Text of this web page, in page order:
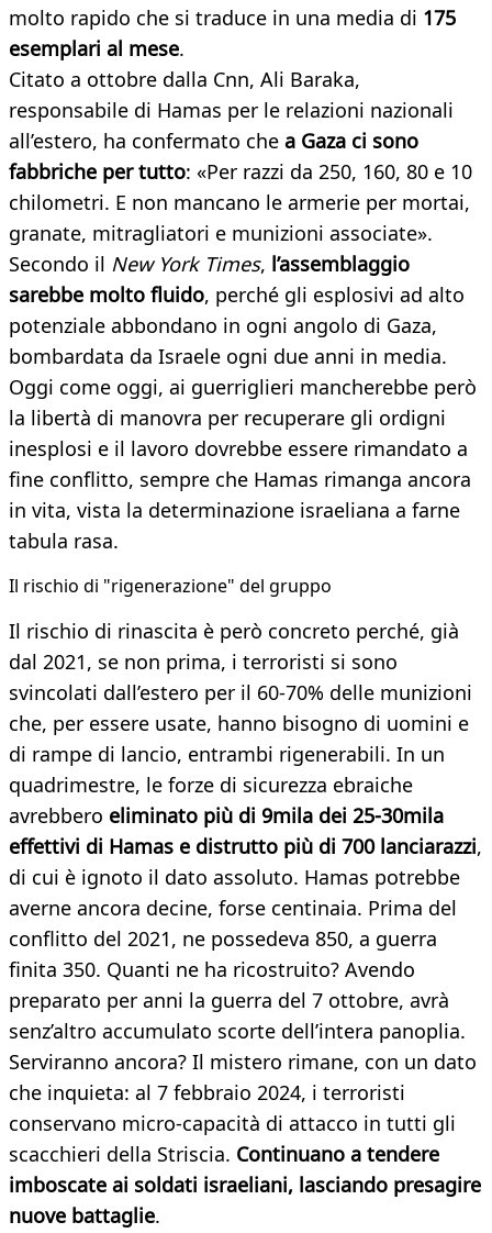
molto rapido che si traduce in una media di 175
esemplari al mese.
Citato a ottobre dalla Cnn, Ali Baraka,
responsabile di Hamas per le relazioni nazionali
all’estero, ha confermato che a Gaza ci sono
fabbriche per tutto: «Per razzi da 250, 160, 80 e 10
chilometri. E non mancano le armerie per mortai,
granate, mitragliatori e munizioni associate».
Secondo il New York Times, l’assemblaggio
sarebbe molto fluido, perché gli esplosivi ad alto
potenziale abbondano in ogni angolo di Gaza,
bombardata da Israele ogni due anni in media.
Oggi come oggi, ai guerriglieri mancherebbe però
la libertà di manovra per recuperare gli ordigni
inesplosi e il lavoro dovrebbe essere rimandato a
fine conflitto, sempre che Hamas rimanga ancora
in vita, vista la determinazione israeliana a farne
tabula rasa.
​Il rischio di "rigenerazione" del gruppo
Il rischio di rinascita è però concreto perché, già
dal 2021, se non prima, i terroristi si sono
svincolati dall’estero per il 60-70% delle munizioni
che, per essere usate, hanno bisogno di uomini e
di rampe di lancio, entrambi rigenerabili. In un
quadrimestre, le forze di sicurezza ebraiche
avrebbero eliminato più di 9mila dei 25-30mila
effettivi di Hamas e distrutto più di 700 lanciarazzi,
di cui è ignoto il dato assoluto. Hamas potrebbe
averne ancora decine, forse centinaia. Prima del
conflitto del 2021, ne possedeva 850, a guerra
finita 350. Quanti ne ha ricostruito? Avendo
preparato per anni la guerra del 7 ottobre, avrà
senz’altro accumulato scorte dell’intera panoplia.
Serviranno ancora? Il mistero rimane, con un dato
che inquieta: al 7 febbraio 2024, i terroristi
conservano micro-capacità di attacco in tutti gli
scacchieri della Striscia. Continuano a tendere
imboscate ai soldati israeliani, lasciando presagire
nuove battaglie.